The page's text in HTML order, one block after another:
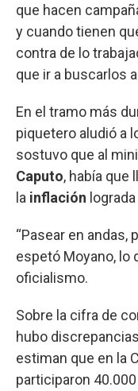
que hacen
y cuando tienen
contra de lo
que ir a buscarlos
En el tramo más
piquetero aludió a
sostuvo que al
Caputo, había que
la inflación
“Pasear en andas,
espetó Moyano, lo
oficialismo.
Sobre la cifra de
hubo
estiman que en la
participaron